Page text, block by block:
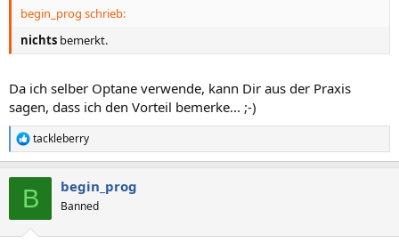
begin_prog schrieb:
nichts bemerkt.
Da ich selber Optane verwende, kann Dir aus der Praxis
sagen, dass ich den Vorteil bemerke... ;-)
R
e
tackleberry
B begin_prog
Banned